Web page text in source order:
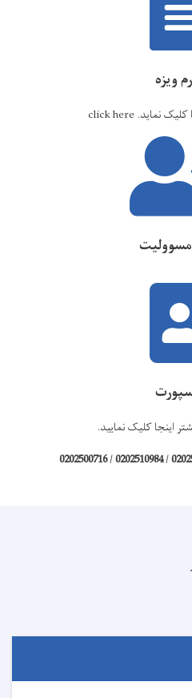
ویزه
کلیک نماید.click here
اینجا کلیک نمایید.
/
0202510984
/
0202500716